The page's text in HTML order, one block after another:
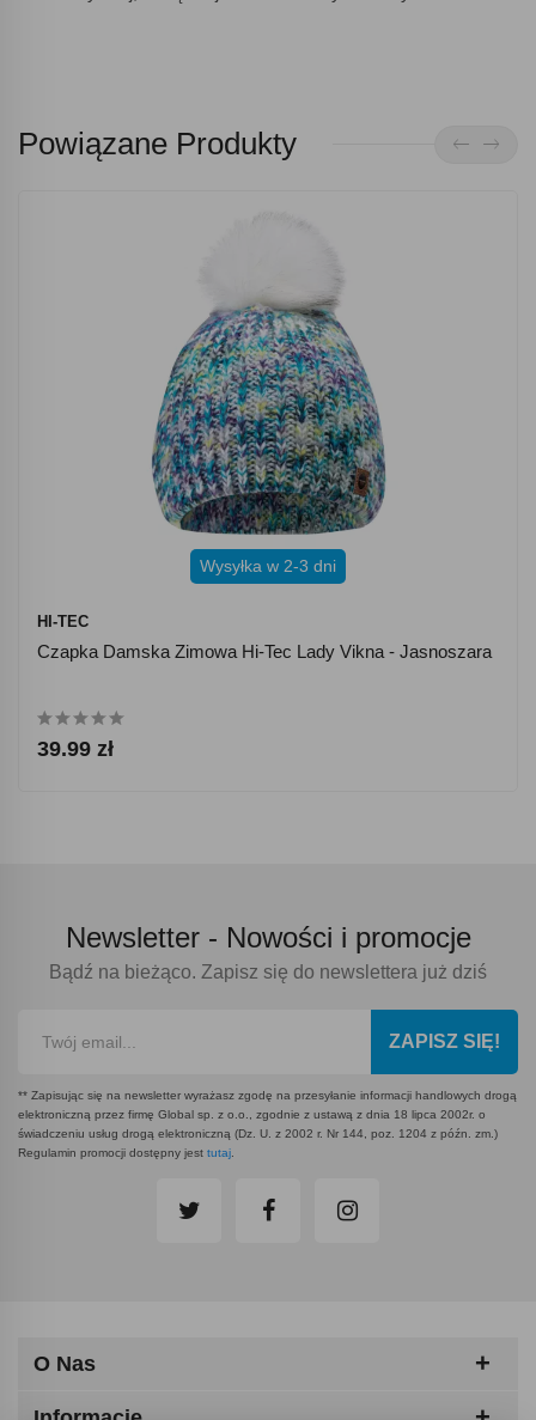
Powiązane Produkty
Wysyłka w 2-3 dni
HI-TEC
Czapka Damska Zimowa Hi-Tec Lady Vikna - Jasnoszara
39.99 zł
Newsletter - Nowości i promocje
Bądź na bieżąco. Zapisz się do newslettera już dziś
ZAPISZ SIĘ!
** Zapisując się na newsletter wyrażasz zgodę na przesyłanie informacji handlowych drogą
elektroniczną przez firmę Global sp. z o.o., zgodnie z ustawą z dnia 18 lipca 2002r. o
świadczeniu usług drogą elektroniczną (Dz. U. z 2002 r. Nr 144, poz. 1204 z późn. zm.)
Regulamin promocji dostępny jest tutaj
O Nas